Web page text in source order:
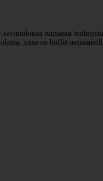
runsaista
jossa on buffet